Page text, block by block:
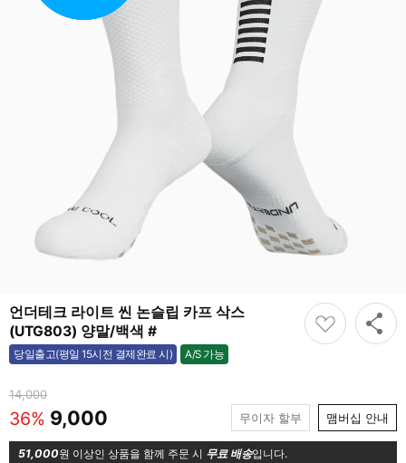
언더테크 라이트 씬 논슬립 카프 삭스
(UTG803) 양말/백색 #
당일출고(평일 15시전 결제완료 시) A/S 가능
가능
14,000
36% 9,000 무이자 할부 맴버십 안내
51,000원 이상인 상품을 함께 주문 시 무료 배송입니다.